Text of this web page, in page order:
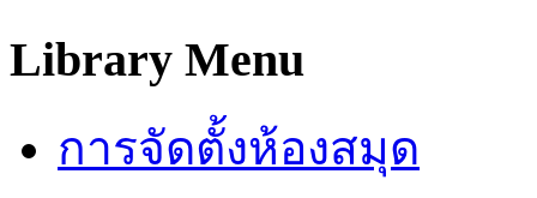
Library Menu
การจัดตั้งห้องสมุด